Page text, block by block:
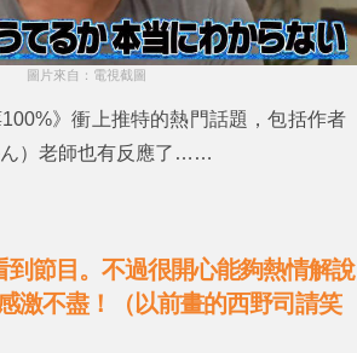
圖片來自：電視截圖
100%》衝上推特的熱門話題，包括作者
）老師也有反應了……
節目。不過很開心能夠熱情解說
激不盡！（以前畫的西野司請笑